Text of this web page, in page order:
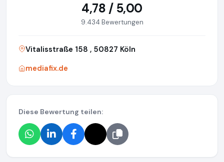
4,78 / 5,00
9.434 Bewertungen
Vitalisstraße 158 , 50827 Köln
mediafix.de
Diese Bewertung teilen: